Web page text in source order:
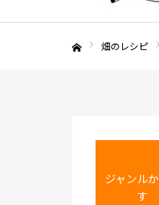
畑のレシピ
ジャンル
す